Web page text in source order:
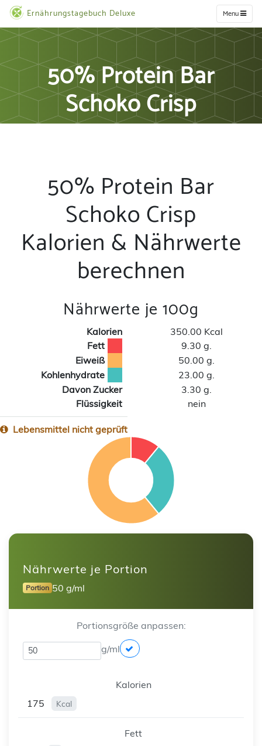
Ernährungstagebuch Deluxe Menu
50% Protein Bar
Schoko Crisp
50% Protein Bar
Schoko Crisp
Kalorien & Nährwerte
berechnen
Nährwerte je 100g
Kalorien
350.00 Kcal
Fett
9.30 g.
Eiweiß
50.00 g.
Kohlenhydrate
23.00 g.
Davon Zucker
3.30 g.
Flüssigkeit
nein
Lebensmittel nicht geprüft
Nährwerte je Portion
Portion 50 g/ml
Portionsgröße anpassen:
g/ml
Kalorien
175
Kcal
Fett